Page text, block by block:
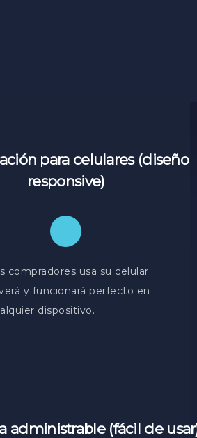
para celulares (diseño
responsive)
compradores usa su celular.
y funcionará perfecto en
dispositivo.
administrable (fácil de